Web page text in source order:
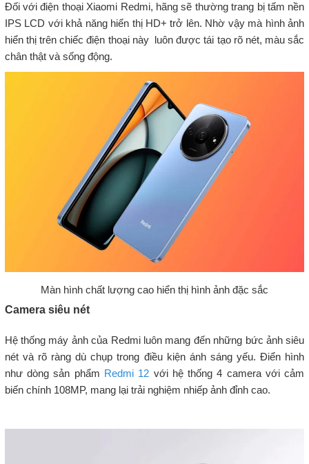
Đối với điện thoại Xiaomi Redmi, hãng sẽ thường trang bị tấm nền
IPS LCD với khả năng hiển thị HD+ trở lên. Nhờ vậy mà hình ảnh
hiển thị trên chiếc điện thoại này luôn được tái tạo rõ nét, màu sắc
chân thật và sống động.
Màn hình chất lượng cao hiển thị hình ảnh đặc sắc
Camera siêu nét
Hệ thống máy ảnh của Redmi luôn mang đến những bức ảnh siêu
nét và rõ ràng dù chụp trong điều kiện ánh sáng yếu. Điển hình
như dòng sản phẩm Redmi 12 với hệ thống 4 camera với cảm
biến chính 108MP, mang lại trải nghiệm nhiếp ảnh đỉnh cao.